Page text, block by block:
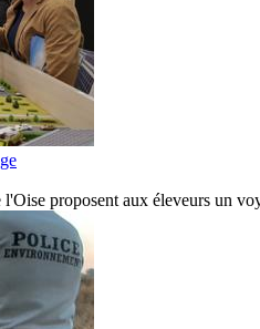
proposent aux éleveurs un